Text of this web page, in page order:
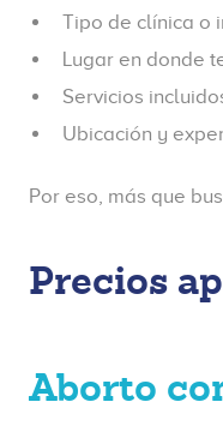
Tipo de clínica o
Lugar en donde
Servicios
Ubicación y
Por eso, más que
Precios
Aborto